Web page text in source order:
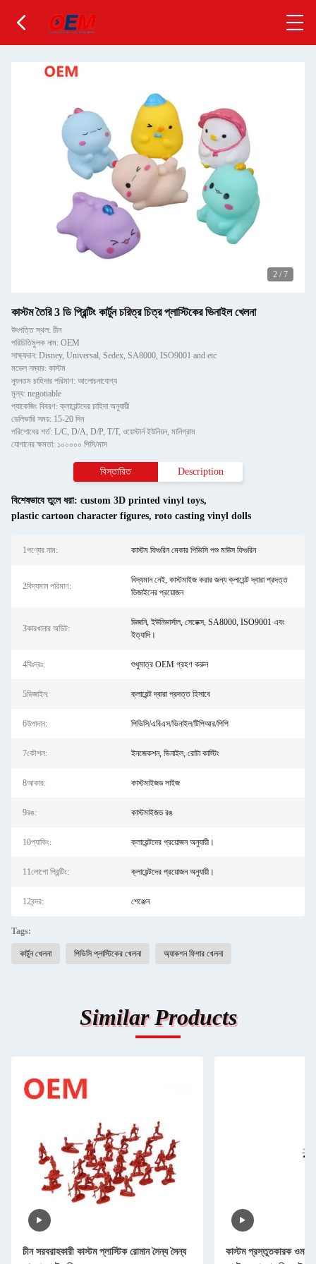
2 / 7
কাস্টম তৈরি 3 ডি প্রিন্টিং কার্টুন চরিত্র চিত্র প্লাস্টিকের ভিনাইল খেলনা
উৎপত্তি স্থল: চীন
পরিচিতিমুলক নাম: OEM
সাক্ষ্যদান: Disney, Universal, Sedex, SA8000, ISO9001 and etc
মডেল নম্বার: কাস্টম
ন্যূনতম চাহিদার পরিমাণ: আলোচনাযোগ্য
মূল্য: negotiable
প্যাকেজিং বিবরণ: ক্লায়েন্টদের চাহিদা অনুযায়ী
ডেলিভারি সময়: 15-20 দিন
পরিশোধের শর্ত: L/C, D/A, D/P, T/T, ওয়েস্টার্ন ইউনিয়ন, মানিগ্রাম
যোগানের ক্ষমতা: ১০০০০০ পিসি/মাস
বিস্তারিত Description
বিশেষভাবে তুলে ধরা: custom 3D printed vinyl toys,
plastic cartoon character figures, roto casting vinyl dolls
1পণ্যের নাম: কাস্টম ফিগুরিন মেকার পিভিসি পশু মাউস ফিগুরিন
2বিদ্যমান পরিমাণ:
বিদ্যমান নেই, কাস্টমাইজ করার জন্য ক্লায়েন্ট দ্বারা প্রদত্ত
ডিজাইনের প্রয়োজন
3কারখানার অডিট:
ডিজনি, ইউনিভার্সাল, সেডেক্স, SA8000, ISO9001 এবং
ইত্যাদি।
4বিঃদ্রঃ: শুধুমাত্র OEM গ্রহণ করুন
5ডিজাইন: ক্লায়েন্ট দ্বারা প্রদত্ত হিসাবে
6উপাদান: পিভিসি/এবিএস/ভিনাইল/টিপিআর/পিপি
7কৌশল: ইনজেকশন, ভিনাইল, রোটা কাস্টিং
8আকার: কাস্টমাইজড সাইজ
9রঙ: কাস্টমাইজড রঙ
10প্যাকিং: ক্লায়েন্টদের প্রয়োজন অনুযায়ী।
11লোগো প্রিন্টিং: ক্লায়েন্টদের প্রয়োজন অনুযায়ী।
12বন্দর: শেঞ্জেন
Tags:
কার্টুন খেলনা পিভিসি প্লাস্টিকের খেলনা অ্যাকশন ফিগার খেলনা
Similar Products
চীন সরবরাহকারী কাস্টম প্লাস্টিক রোমান সৈন্য সৈন্য
কাস্টম প্রস্তুতকারক ওম